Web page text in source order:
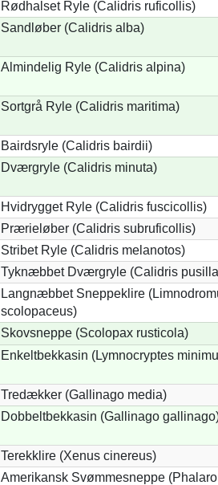
Rødhalset Ryle (Calidris ruficollis)
Sandløber (Calidris alba)
Almindelig Ryle (Calidris alpina)
Sortgrå Ryle (Calidris maritima)
Bairdsryle (Calidris bairdii)
Dværgryle (Calidris minuta)
Hvidrygget Ryle (Calidris fuscicollis)
Prærieløber (Calidris subruficollis)
Stribet Ryle (Calidris melanotos)
Tyknæbbet Dværgryle (Calidris
Langnæbbet Sneppeklire
scolopaceus)
Skovsneppe (Scolopax rusticola)
Enkeltbekkasin (Lymnocryptes
Tredækker (Gallinago media)
Dobbeltbekkasin (Gallinago
Terekklire (Xenus cinereus)
Amerikansk Svømmesneppe